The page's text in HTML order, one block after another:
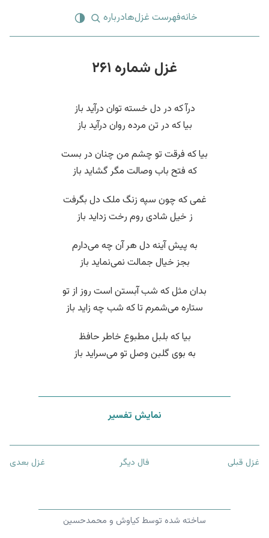
خانهفهرست غزل‌هادرباره
غزل شماره ۲۶۱
درآ که در دل خسته توان درآید باز
بیا که در تن مرده روان درآید باز
بیا که فرقت تو چشم من چنان در بست
که فتح باب وصالت مگر گشاید باز
غمی که چون سپه زنگ ملک دل بگرفت
ز خیل شادی روم رخت زداید باز
به پیش آینه دل هر آن چه می‌دارم
بجز خیال جمالت نمی‌نماید باز
بدان مثل که شب آبستن است روز از تو
ستاره می‌شمرم تا که شب چه زاید باز
بیا که بلبل مطبوع خاطر حافظ
به بوی گلبن وصل تو می‌سراید باز
نمایش تفسیر
غزل قبلی فال دیگر غزل بعدی
ساخته شده توسط کیاوش و محمدحسین